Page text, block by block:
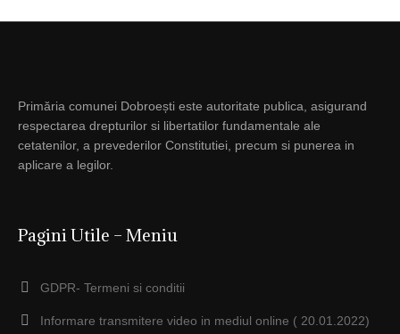
Primăria comunei Dobroești este autoritate publica, asigurand
respectarea drepturilor si libertatilor fundamentale ale
cetatenilor, a prevederilor Constitutiei, precum si punerea in
aplicare a legilor.
Pagini Utile – Meniu
GDPR- Termeni si conditii
Informare transmitere video in mediul online ( 20.01.2022)